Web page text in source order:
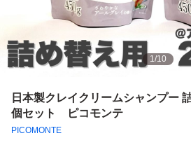
1/10
日本製クレイクリームシャンプー
個セット ピコモンテ
PICOMONTE